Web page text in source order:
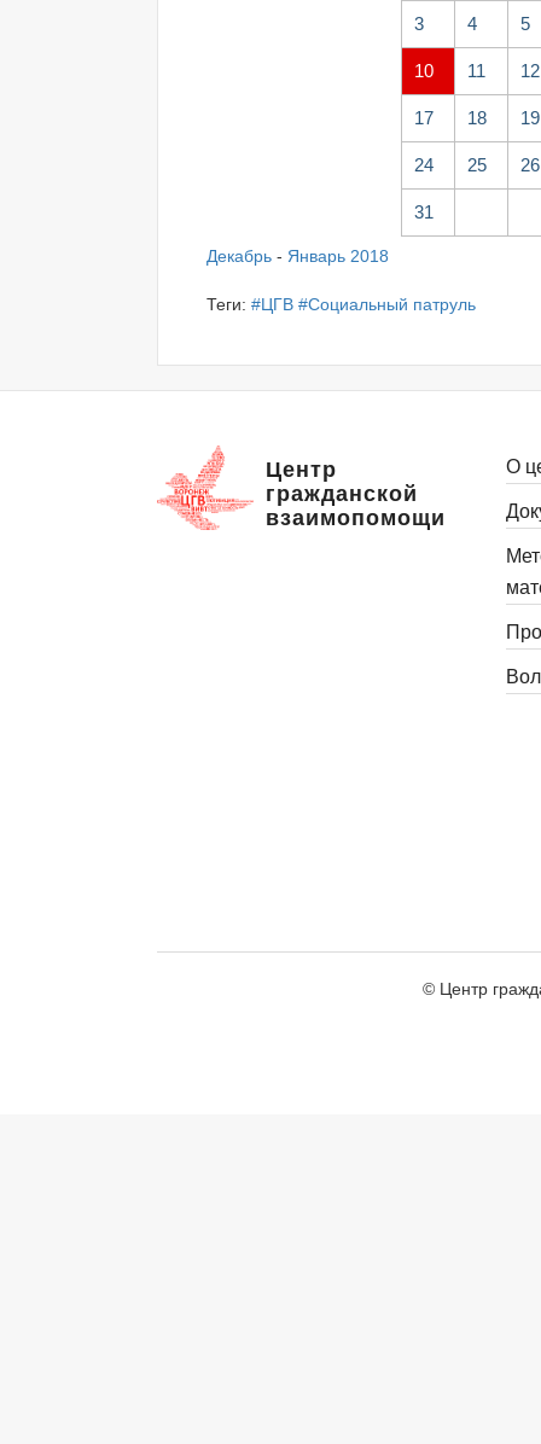
3 4 5
10 11 12
17 18 19
24 25 26
31
Декабрь - Январь 2018
Теги: #ЦГВ #Социальный патруль
Центр
гражданской
взаимопомощи
О
© Центр